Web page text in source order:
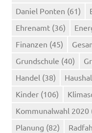
Daniel Ponten (61)
Ehrenamt (36)
Finanzen (45)
Grundschule (40)
Handel (38)
Kinder (106)
Kommunalwahl 2020
Planung (82)